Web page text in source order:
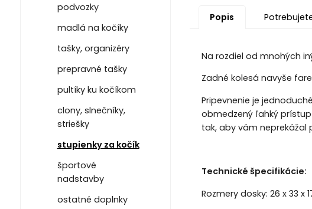
podvozky
madlá na kočíky
tašky, organizéry
prepravné tašky
pultíky ku kočíkom
clony, slnečníky,
striešky
stupienky za kočík
športové
nadstavby
ostatné doplnky
Popis
Na rozdiel od mnohých
Zadné kolesá navyše
Pripevnenie je
obmedzený ľahký
tak, aby vám neprekážal
Technické špecifikácie:
Rozmery dosky: 26 x 33 x